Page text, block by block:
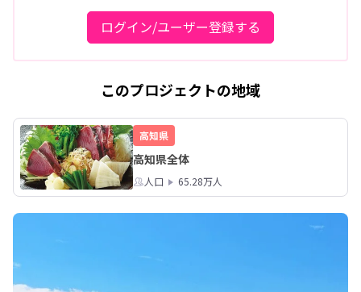
ログイン/ユーザー登録する
このプロジェクトの地域
高知県
高知県全体
人口 65.28万人